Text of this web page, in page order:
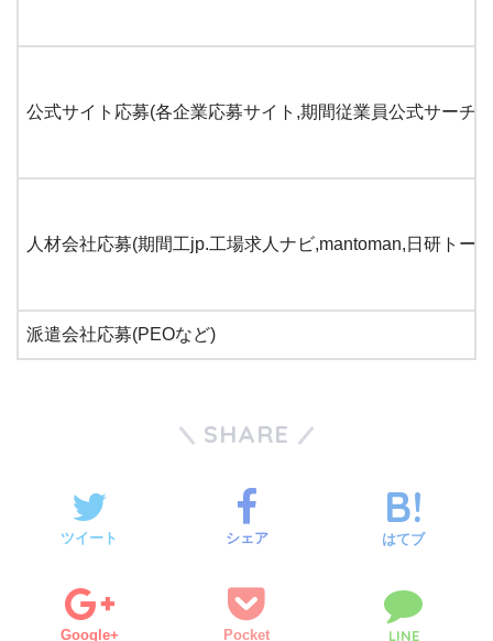
公式サイト応募(各企業応募サイト,期間従業員公式サーチ)
人材会社応募(期間工jp.工場求人ナビ,mantoman,日研トー
派遣会社応募(PEOなど)
SHARE
ツイート シェア はてブ
Google+ Pocket LINE